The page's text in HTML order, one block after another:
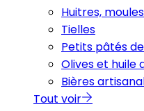
Huitres,
Tielles
Petits pâtés
Olives et huile
Bières
Tout voir